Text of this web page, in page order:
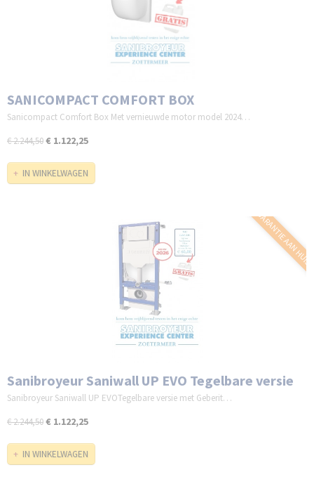
SANICOMPACT COMFORT BOX
Sanicompact Comfort Box Met vernieuwde motor model 2024…
€ 2.244,50€ 1.122,25
IN WINKELWAGEN
GARANTIE AAN HUIS
Sanibroyeur Saniwall UP EVO Tegelbare versie
Sanibroyeur Saniwall UP EVOTegelbare versie met Geberit…
€ 2.244,50€ 1.122,25
IN WINKELWAGEN